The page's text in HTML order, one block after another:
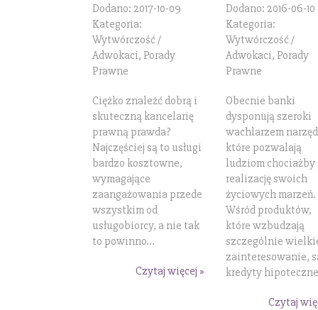
Dodano: 2017-10-09
Kategoria:
Wytwórczość /
Adwokaci, Porady
Prawne
Ciężko znaleźć dobrą i
skuteczną kancelarię
prawną prawda?
Najczęściej są to usługi
bardzo kosztowne,
wymagające
zaangażowania przede
wszystkim od
usługobiorcy, a nie tak
to powinno...
Czytaj więcej »
Dodano: 2016-06-10
Kategoria:
Wytwórczość /
Adwokaci, Porady
Prawne
Obecnie banki
dysponują szeroki
wachlarzem
które pozwalają
ludziom chociażby
realizację swoich
życiowych marzeń.
Wśród produktów,
które wzbudzają
szczególnie
zainteresowanie,
kredyty
Czytaj